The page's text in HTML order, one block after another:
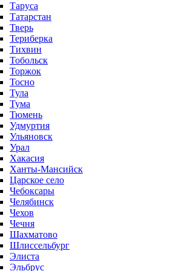
Таруса
Татарстан
Тверь
Териберка
Тихвин
Тобольск
Торжок
Тосно
Тула
Тума
Тюмень
Удмуртия
Ульяновск
Урал
Хакасия
Ханты-Мансийск
Царское село
Чебоксары
Челябинск
Чехов
Чечня
Шахматово
Шлиссельбург
Элиста
Эльбрус